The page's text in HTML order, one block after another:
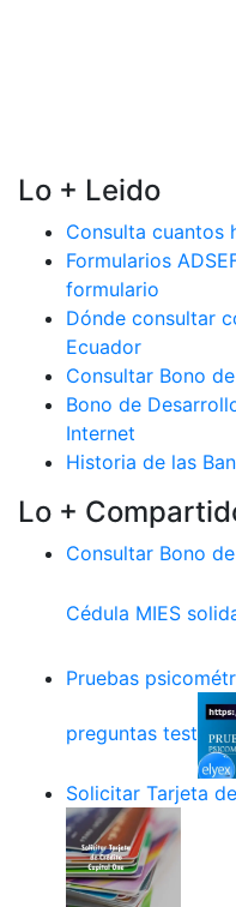
Lo + Leido
Consulta cuantos
Formularios
formulario
Dónde consultar
Ecuador
Consultar Bono
Bono de
Internet
Historia de las
Lo +
Consultar Bono
Cédula MIES
Pruebas
preguntas test
Solicitar Tarjeta